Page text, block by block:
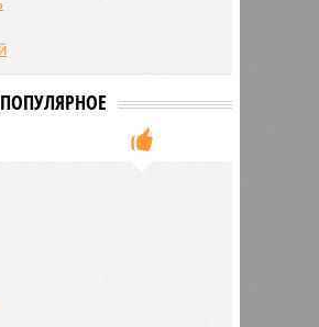
ПОПУЛЯРНОЕ